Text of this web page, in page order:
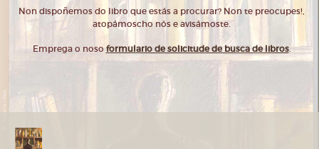
Non dispoñemos do libro que estás a procurar? Non te preocupes!,
atopámoscho nós e avisámoste.
Emprega o nosoformulario de solicitude de busca de libros.